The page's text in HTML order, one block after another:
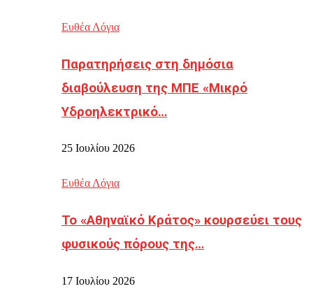
Ευθέα Λόγια
Παρατηρήσεις στη δημόσια
διαβούλευση της ΜΠΕ «Μικρό
Υδροηλεκτρικό…
25 Ιουλίου 2026
Ευθέα Λόγια
Το «Αθηναϊκό Κράτος» κουρσεύει τους
φυσικούς πόρους της…
17 Ιουλίου 2026